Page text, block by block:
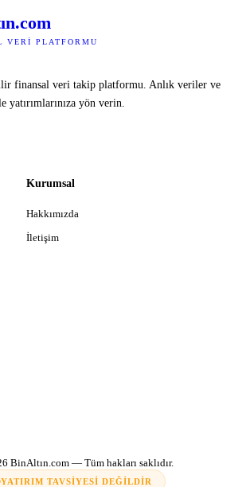
.com
VERI PLATFORMU
finansal veri takip platformu. Anlık veriler ve
yatırımlarınıza yön verin.
Kurumsal
Hakkımızda
İletişim
BinAltın.com— Tüm hakları saklıdır.
YATIRIM TAVSIYESI DEĞILDIR